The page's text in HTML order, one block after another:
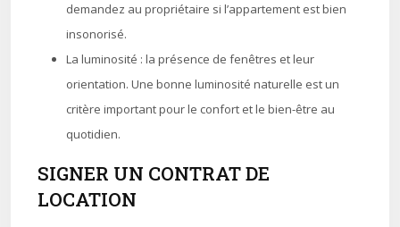
demandez au propriétaire si l’appartement est bien
insonorisé.
La luminosité : la présence de fenêtres et leur
orientation. Une bonne luminosité naturelle est un
critère important pour le confort et le bien-être au
quotidien.
SIGNER UN CONTRAT DE
LOCATION